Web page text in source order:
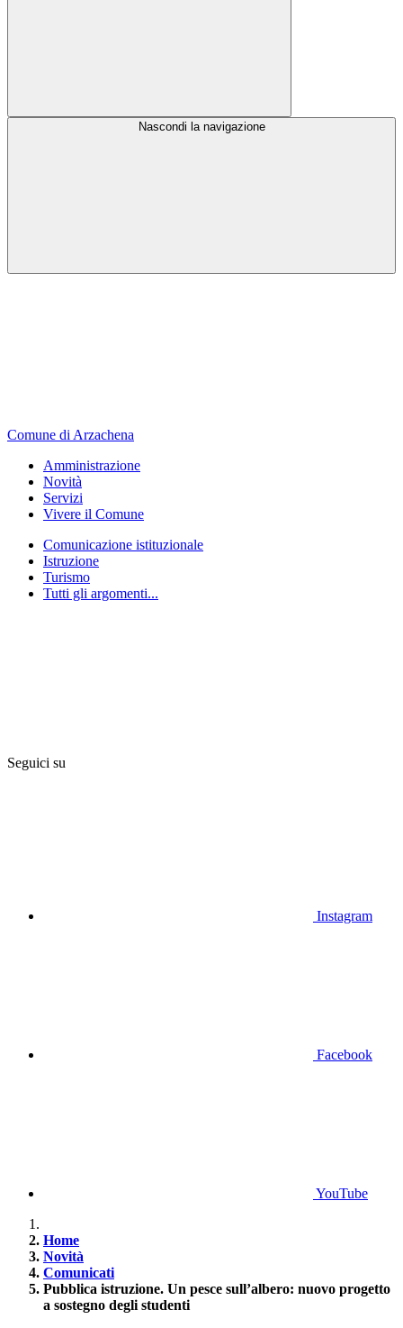
Nascondi la navigazione
Comune di Arzachena
Amministrazione
Novità
Servizi
Vivere il Comune
Comunicazione istituzionale
Istruzione
Turismo
Tutti gli argomenti...
Seguici su
Instagram
Facebook
YouTube
Home
Novità
Comunicati
Pubblica istruzione. Un pesce sull’albero: nuovo progetto
a sostegno degli studenti